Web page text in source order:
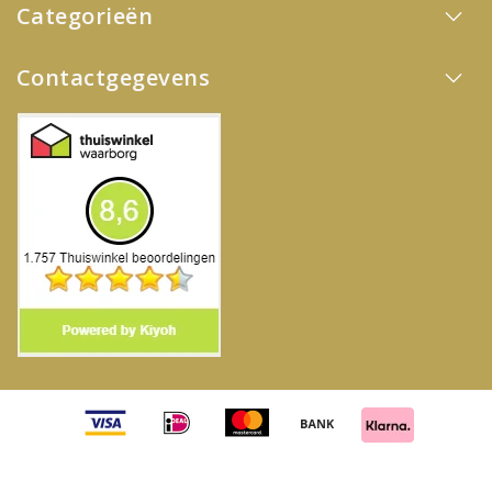
Categorieën
Contactgegevens